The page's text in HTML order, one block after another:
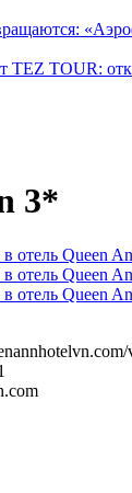
TEZ TOUR:
3*